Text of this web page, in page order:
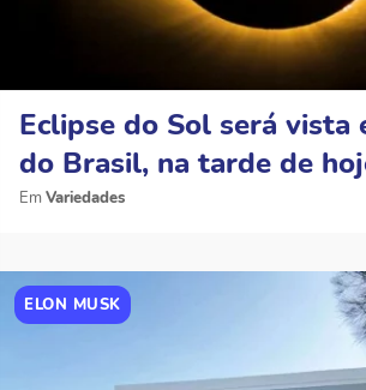
Eclipse do Sol será vista
do Brasil, na tarde de
Variedades
ELON MUSK